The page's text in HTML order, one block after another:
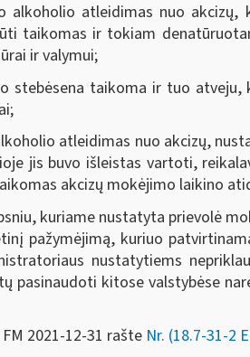
atleidimas nuo
taikomas ir tokiam
ir valymui;
stebėsena taikoma ir tuo
atleidimas nuo akcizų,
jis buvo išleistas vartoti,
akcizų mokėjimo laikino
kuriame nustatyta prievolė
pažymėjimą, kuriuo
nustatytiems
pasinaudoti kitose valstybėse
2021-12-31 rašte Nr. (18.7-31-2